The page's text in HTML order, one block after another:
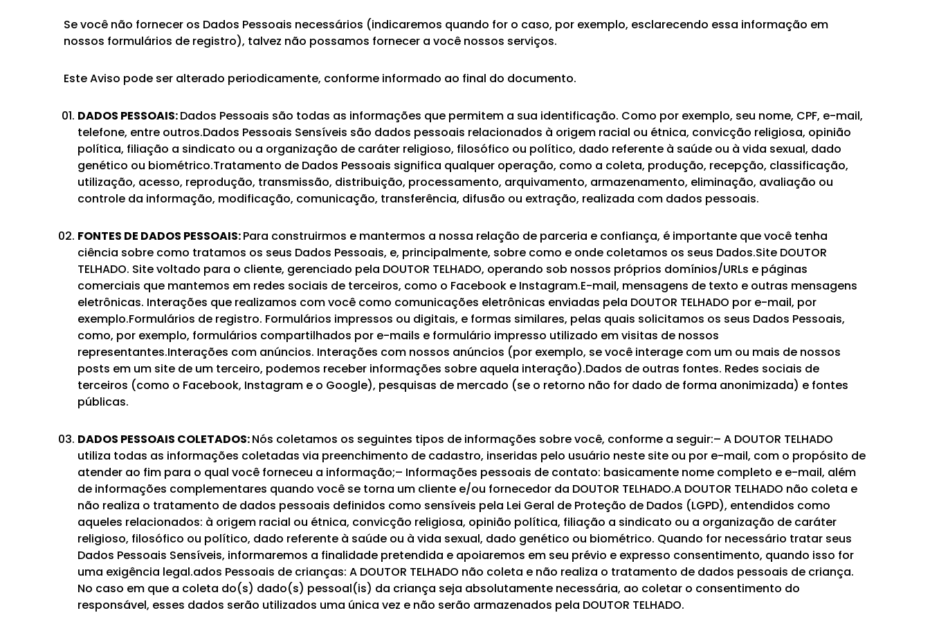
Se você não fornecer os Dados Pessoais necessários (indicaremos quando for o caso, por exemplo, esclarecendo essa informação em
nossos formulários de registro), talvez não possamos fornecer a você nossos serviços.
Este Aviso pode ser alterado periodicamente, conforme informado ao final do documento.
DADOS PESSOAIS:Dados Pessoais são todas as informações que permitem a sua identificação. Como por exemplo, seu nome, CPF, e-mail,
telefone, entre outros.Dados Pessoais Sensíveis são dados pessoais relacionados à origem racial ou étnica, convicção religiosa, opinião
política, filiação a sindicato ou a organização de caráter religioso, filosófico ou político, dado referente à saúde ou à vida sexual, dado
genético ou biométrico.Tratamento de Dados Pessoais significa qualquer operação, como a coleta, produção, recepção, classificação,
utilização, acesso, reprodução, transmissão, distribuição, processamento, arquivamento, armazenamento, eliminação, avaliação ou
controle da informação, modificação, comunicação, transferência, difusão ou extração, realizada com dados pessoais.
FONTES DE DADOS PESSOAIS:Para construirmos e mantermos a nossa relação de parceria e confiança, é importante que você tenha
ciência sobre como tratamos os seus Dados Pessoais, e, principalmente, sobre como e onde coletamos os seus Dados.Site DOUTOR
TELHADO. Site voltado para o cliente, gerenciado pela DOUTOR TELHADO, operando sob nossos próprios domínios/URLs e páginas
comerciais que mantemos em redes sociais de terceiros, como o Facebook e Instagram.E-mail, mensagens de texto e outras mensagens
eletrônicas. Interações que realizamos com você como comunicações eletrônicas enviadas pela DOUTOR TELHADO por e-mail, por
exemplo.Formulários de registro. Formulários impressos ou digitais, e formas similares, pelas quais solicitamos os seus Dados Pessoais,
como, por exemplo, formulários compartilhados por e-mails e formulário impresso utilizado em visitas de nossos
representantes.Interações com anúncios. Interações com nossos anúncios (por exemplo, se você interage com um ou mais de nossos
posts em um site de um terceiro, podemos receber informações sobre aquela interação).Dados de outras fontes. Redes sociais de
terceiros (como o Facebook, Instagram e o Google), pesquisas de mercado (se o retorno não for dado de forma anonimizada) e fontes
públicas.
DADOS PESSOAIS COLETADOS:Nós coletamos os seguintes tipos de informações sobre você, conforme a seguir:– A DOUTOR TELHADO
utiliza todas as informações coletadas via preenchimento de cadastro, inseridas pelo usuário neste site ou por e-mail, com o propósito de
atender ao fim para o qual você forneceu a informação;– Informações pessoais de contato: basicamente nome completo e e-mail, além
de informações complementares quando você se torna um cliente e/ou fornecedor da DOUTOR TELHADO.A DOUTOR TELHADO não coleta e
não realiza o tratamento de dados pessoais definidos como sensíveis pela Lei Geral de Proteção de Dados (LGPD), entendidos como
aqueles relacionados: à origem racial ou étnica, convicção religiosa, opinião política, filiação a sindicato ou a organização de caráter
religioso, filosófico ou político, dado referente à saúde ou à vida sexual, dado genético ou biométrico. Quando for necessário tratar seus
Dados Pessoais Sensíveis, informaremos a finalidade pretendida e apoiaremos em seu prévio e expresso consentimento, quando isso for
uma exigência legal.ados Pessoais de crianças: A DOUTOR TELHADO não coleta e não realiza o tratamento de dados pessoais de criança.
No caso em que a coleta do(s) dado(s) pessoal(is) da criança seja absolutamente necessária, ao coletar o consentimento do
responsável, esses dados serão utilizados uma única vez e não serão armazenados pela DOUTOR TELHADO.